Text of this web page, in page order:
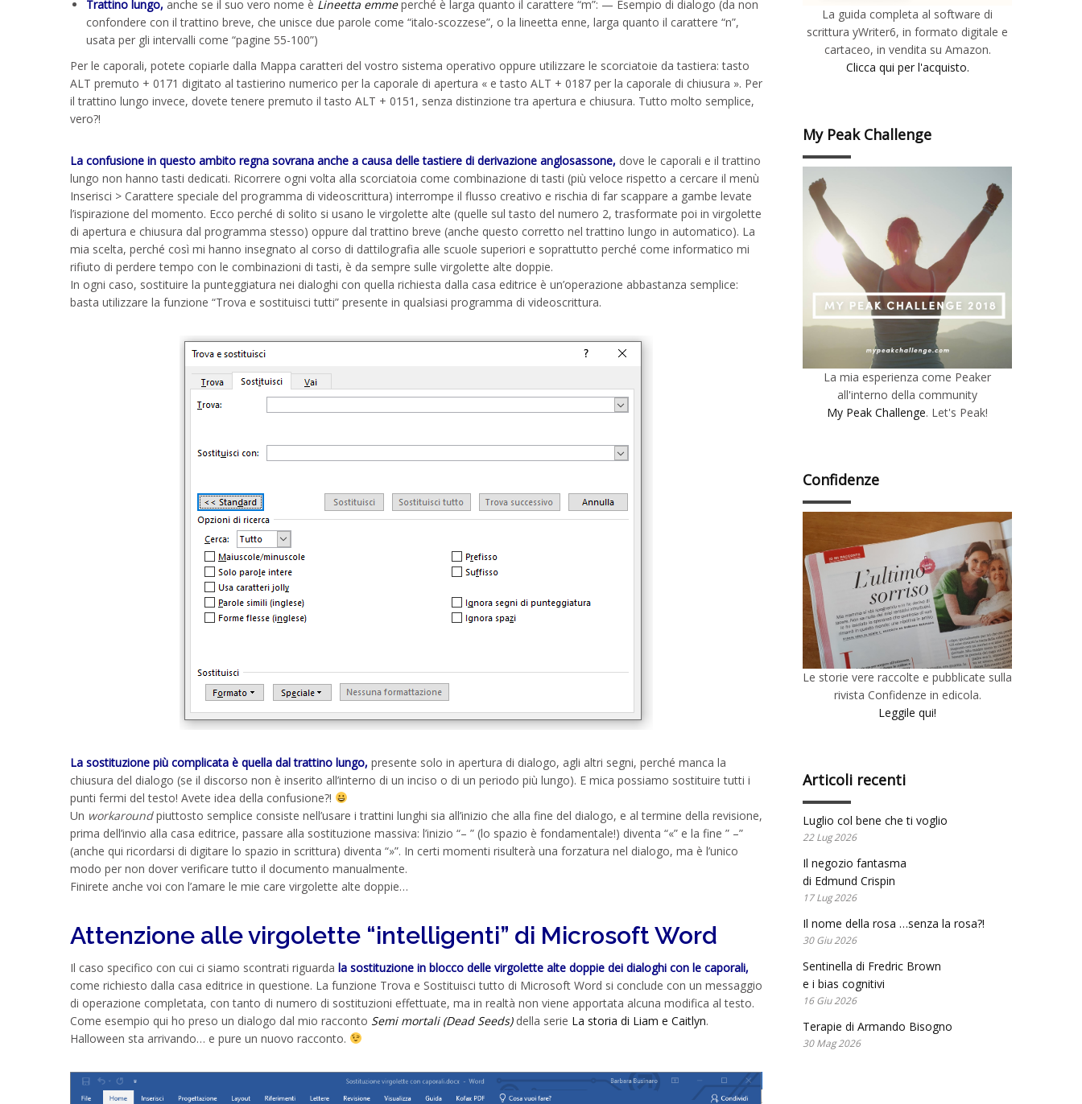
Trattino lungo, anche se il suo vero nome è Lineetta emmeperché è larga quanto il carattere “m”: — Esempio di dialogo (da non
confondere con il trattino breve, che unisce due parole come “italo-scozzese”, o la lineetta enne, larga quanto il carattere “n”,
usata per gli intervalli come “pagine 55-100”)
Per le caporali, potete copiarle dalla Mappa caratteri del vostro sistema operativo oppure utilizzare le scorciatoie da tastiera: tasto
ALT premuto + 0171 digitato al tastierino numerico per la caporale di apertura « e tasto ALT + 0187 per la caporale di chiusura ». Per
il trattino lungo invece, dovete tenere premuto il tasto ALT + 0151, senza distinzione tra apertura e chiusura. Tutto molto semplice,
vero?!
La confusione in questo ambito regna sovrana anche a causa delle tastiere di derivazione anglosassone, dove le caporali e il trattino
lungo non hanno tasti dedicati. Ricorrere ogni volta alla scorciatoia come combinazione di tasti (più veloce rispetto a cercare il menù
Inserisci > Carattere speciale del programma di videoscrittura) interrompe il flusso creativo e rischia di far scappare a gambe levate
l’ispirazione del momento. Ecco perché di solito si usano le virgolette alte (quelle sul tasto del numero 2, trasformate poi in virgolette
di apertura e chiusura dal programma stesso) oppure dal trattino breve (anche questo corretto nel trattino lungo in automatico). La
mia scelta, perché così mi hanno insegnato al corso di dattilografia alle scuole superiori e soprattutto perché come informatico mi
rifiuto di perdere tempo con le combinazioni di tasti, è da sempre sulle virgolette alte doppie.
In ogni caso, sostituire la punteggiatura nei dialoghi con quella richiesta dalla casa editrice è un’operazione abbastanza semplice:
basta utilizzare la funzione “Trova e sostituisci tutti” presente in qualsiasi programma di videoscrittura.
La sostituzione più complicata è quella dal trattino lungo, presente solo in apertura di dialogo, agli altri segni, perché manca la
chiusura del dialogo (se il discorso non è inserito all’interno di un inciso o di un periodo più lungo). E mica possiamo sostituire tutti i
punti fermi del testo! Avete idea della confusione?!
Un workaroundpiuttosto semplice consiste nell’usare i trattini lunghi sia all’inizio che alla fine del dialogo, e al termine della revisione,
prima dell’invio alla casa editrice, passare alla sostituzione massiva: l’inizio “– ” (lo spazio è fondamentale!) diventa “«” e la fine ” –”
(anche qui ricordarsi di digitare lo spazio in scrittura) diventa “»”. In certi momenti risulterà una forzatura nel dialogo, ma è l’unico
modo per non dover verificare tutto il documento manualmente.
Finirete anche voi con l’amare le mie care virgolette alte doppie…
Attenzione alle virgolette “intelligenti” di Microsoft Word
Il caso specifico con cui ci siamo scontrati riguarda la sostituzione in blocco delle virgolette alte doppie dei dialoghi con le caporali,
come richiesto dalla casa editrice in questione. La funzione Trova e Sostituisci tutto di Microsoft Word si conclude con un messaggio
di operazione completata, con tanto di numero di sostituzioni effettuate, ma in realtà non viene apportata alcuna modifica al testo.
Come esempio qui ho preso un dialogo dal mio racconto Semi mortali (Dead Seeds)della serie La storia di Liam e Caitlyn.
Halloween sta arrivando… e pure un nuovo racconto.
La guida completa al software di
scrittura yWriter6, in formato digitale e
cartaceo, in vendita su Amazon.
Clicca qui per l'acquisto.
My Peak Challenge
La mia esperienza come Peaker
all'interno della community
My Peak Challenge. Let's Peak!
Confidenze
Le storie vere raccolte e pubblicate sulla
rivista Confidenze in edicola.
Leggile qui!
Articoli recenti
Luglio col bene che ti voglio
22 Lug 2026
Il negozio fantasma
di Edmund Crispin
17 Lug 2026
Il nome della rosa …senza la rosa?!
30 Giu 2026
Sentinella di Fredric Brown
e i bias cognitivi
16 Giu 2026
Terapie di Armando Bisogno
30 Mag 2026